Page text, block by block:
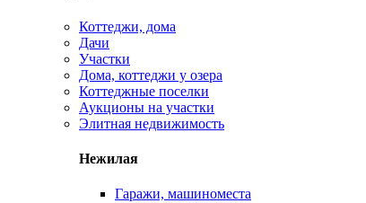
Коттеджи, дома
Дачи
Участки
Дома, коттеджи у озера
Коттеджные поселки
Аукционы на участки
Элитная недвижимость
Нежилая
Гаражи, машиноместа